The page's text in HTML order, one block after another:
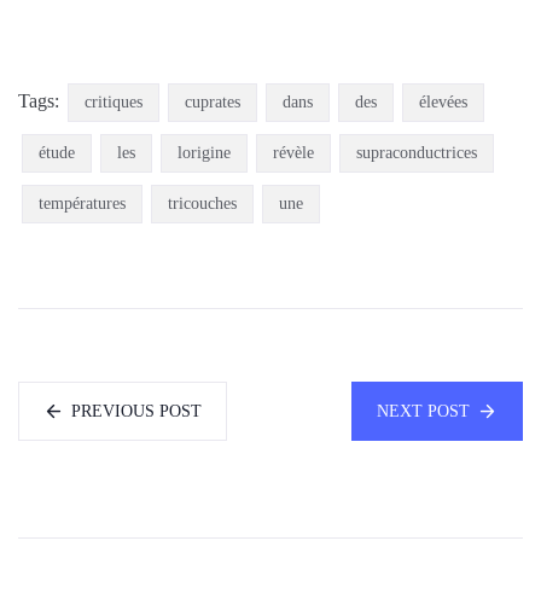
Tags: critiques cuprates dans des élevées
étude les lorigine révèle supraconductrices
températures tricouches une
PREVIOUS POST NEXT POST